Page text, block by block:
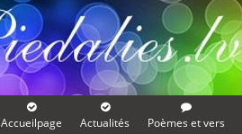
Accueilpage Actualités Poèmes et vers